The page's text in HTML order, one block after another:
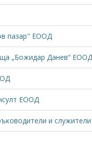
пазар" ЕООД
„Божидар Данев“ ЕООД
ЕООД
и